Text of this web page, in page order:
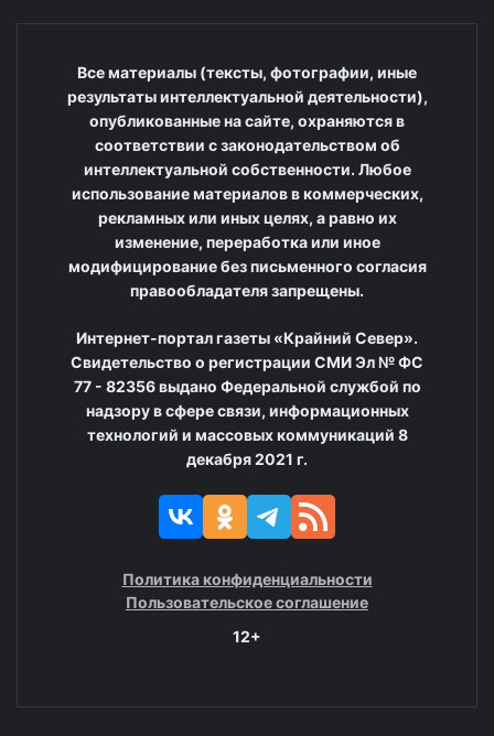
Все материалы (тексты, фотографии, иные
результаты интеллектуальной деятельности),
опубликованные на сайте, охраняются в
соответствии с законодательством об
интеллектуальной собственности. Любое
использование материалов в коммерческих,
рекламных или иных целях, а равно их
изменение, переработка или иное
модифицирование без письменного согласия
правообладателя запрещены.
Интернет-портал газеты «Крайний Север».
Свидетельство о регистрации СМИ Эл № ФС
77 - 82356 выдано Федеральной службой по
надзору в сфере связи, информационных
технологий и массовых коммуникаций 8
декабря 2021 г.
Политика конфиденциальности
Пользовательское соглашение
12+